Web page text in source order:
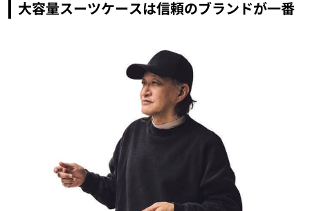
大容量スーツケースは信頼のブランドが一番